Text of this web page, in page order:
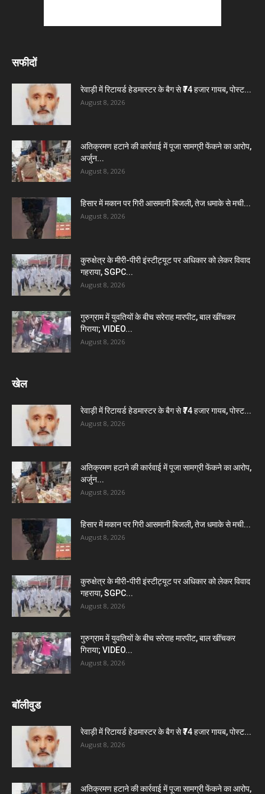
सफीदों
रेवाड़ी में रिटायर्ड हेडमास्टर के बैग से ₹74 हजार गायब, पोस्ट...
August 8, 2026
अतिक्रमण हटाने की कार्रवाई में पूजा सामग्री फेंकने का आरोप,
अर्जुन...
August 8, 2026
हिसार में मकान पर गिरी आसमानी बिजली, तेज धमाके से मची...
August 8, 2026
कुरुक्षेत्र के मीरी-पीरी इंस्टीट्यूट पर अधिकार को लेकर विवाद
गहराया, SGPC...
August 8, 2026
गुरुग्राम में युवतियों के बीच सरेराह मारपीट, बाल खींचकर
गिराया; VIDEO...
August 8, 2026
खेल
रेवाड़ी में रिटायर्ड हेडमास्टर के बैग से ₹74 हजार गायब, पोस्ट...
August 8, 2026
अतिक्रमण हटाने की कार्रवाई में पूजा सामग्री फेंकने का आरोप,
अर्जुन...
August 8, 2026
हिसार में मकान पर गिरी आसमानी बिजली, तेज धमाके से मची...
August 8, 2026
कुरुक्षेत्र के मीरी-पीरी इंस्टीट्यूट पर अधिकार को लेकर विवाद
गहराया, SGPC...
August 8, 2026
गुरुग्राम में युवतियों के बीच सरेराह मारपीट, बाल खींचकर
गिराया; VIDEO...
August 8, 2026
बॉलीवुड
रेवाड़ी में रिटायर्ड हेडमास्टर के बैग से ₹74 हजार गायब, पोस्ट...
August 8, 2026
अतिक्रमण हटाने की कार्रवाई में पूजा सामग्री फेंकने का आरोप,